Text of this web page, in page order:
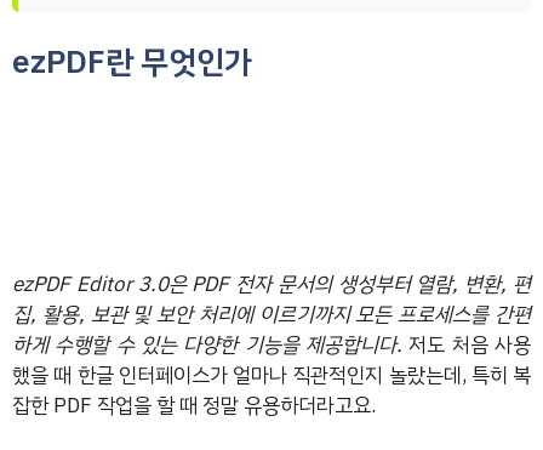
ezPDF란 무엇인가
ezPDF Editor 3.0은 PDF 전자 문서의 생성부터 열람, 변환, 편
집, 활용, 보관 및 보안 처리에 이르기까지 모든 프로세스를 간편
하게 수행할 수 있는 다양한 기능을 제공합니다. 저도 처음 사용
했을 때 한글 인터페이스가 얼마나 직관적인지 놀랐는데, 특히 복
잡한 PDF 작업을 할 때 정말 유용하더라고요.